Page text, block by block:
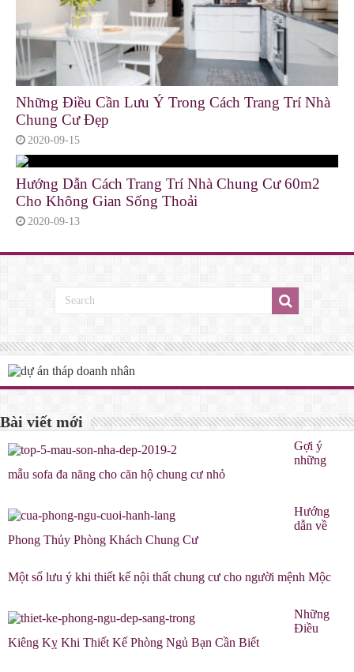
Những Điều Cần Lưu Ý Trong Cách Trang Trí Nhà
Chung Cư Đẹp
2020-09-15
Hướng Dẫn Cách Trang Trí Nhà Chung Cư 60m2
Cho Không Gian Sống Thoải
2020-09-13
Bài viết mới
Gợi ý
những
mẫu sofa đa năng cho căn hộ chung cư nhỏ
Hướng
dẫn về
Phong Thủy Phòng Khách Chung Cư
Một số lưu ý khi thiết kế nội thất chung cư cho người mệnh Mộc
Những
Điều
Kiêng Kỵ Khi Thiết Kế Phòng Ngủ Bạn Cần Biết